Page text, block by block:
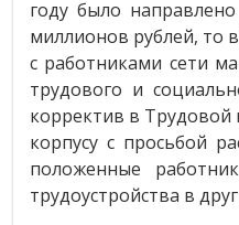
году было
миллионов рублей, то
с работниками сети
трудового и
корректив в Трудовой
корпусу с просьбой
положенные
трудоустройства в